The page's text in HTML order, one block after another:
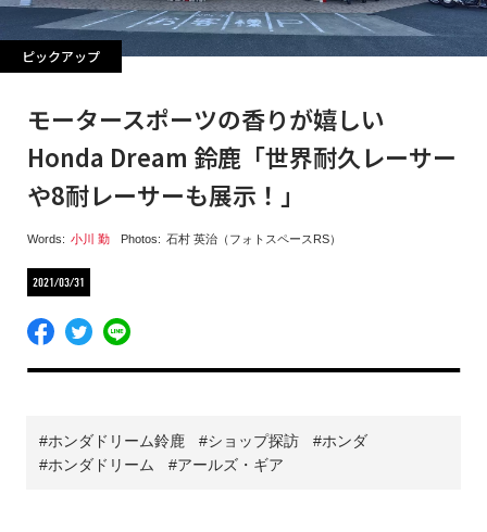
ピックアップ
モータースポーツの香りが嬉しい
Honda Dream 鈴鹿「世界耐久レーサー
や8耐レーサーも展示！」
Words: 小川 勤 Photos: 石村 英治（フォトスペースRS）
2021/03/31
ホンダドリーム鈴鹿 ショップ探訪
ホンダ
ホンダドリーム
アールズ・ギア